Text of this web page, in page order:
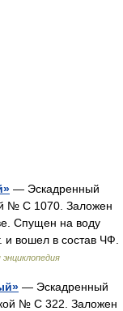
— Эскадренный
№ С 1070. Заложен
Спущен на воду
и вошел в состав ЧФ.
энциклопедия
— Эскадренный
№ С 322. Заложен